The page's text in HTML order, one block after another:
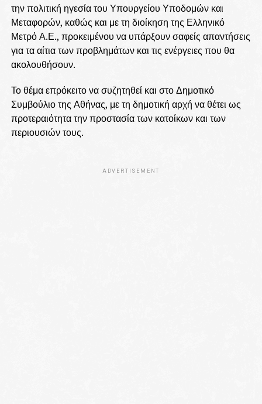
την πολιτική ηγεσία του Υπουργείου Υποδομών και
Μεταφορών, καθώς και με τη διοίκηση της Ελληνικό
Μετρό Α.Ε., προκειμένου να υπάρξουν σαφείς απαντήσεις
για τα αίτια των προβλημάτων και τις ενέργειες που θα
ακολουθήσουν.
Το θέμα επρόκειτο να συζητηθεί και στο Δημοτικό
Συμβούλιο της Αθήνας, με τη δημοτική αρχή να θέτει ως
προτεραιότητα την προστασία των κατοίκων και των
περιουσιών τους.
ADVERTISEMENT